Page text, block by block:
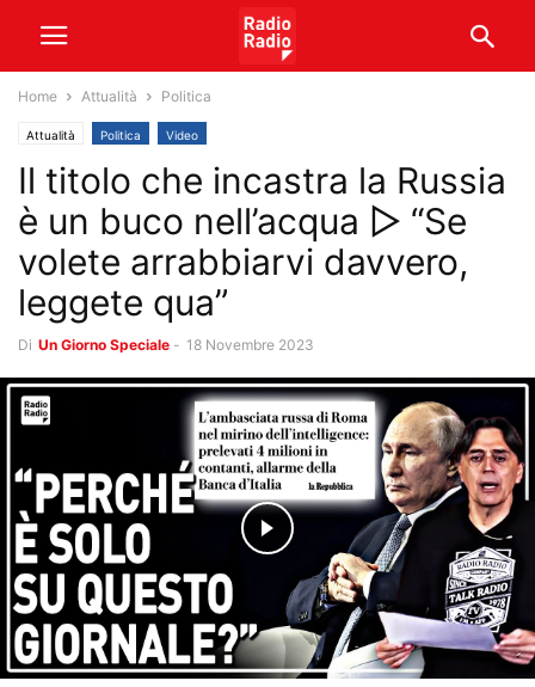
Home Attualità Politica
Attualità Politica Video
Il titolo che incastra la Russia
è un buco nell’acqua ▷ “Se
volete arrabbiarvi davvero,
leggete qua”
Di Un Giorno Speciale - 18 Novembre 2023